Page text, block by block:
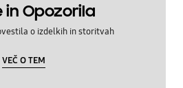
in Opozorila
o izdelkih in storitvah
VEČ O TEM